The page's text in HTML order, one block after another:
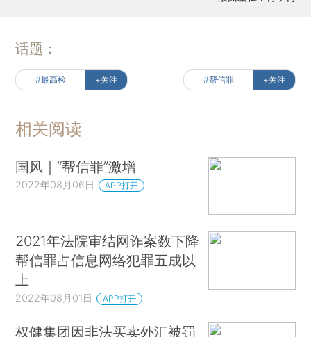
话题：
#最高检 +关注 #帮信罪 +关注
相关阅读
国风｜“帮信罪”激增
2022年08月06日 APP打开
2021年法院审结网诈案数下降
帮信罪占信息网络犯罪五成以
上
2022年08月01日 APP打开
权健集团因非法买卖外汇被罚